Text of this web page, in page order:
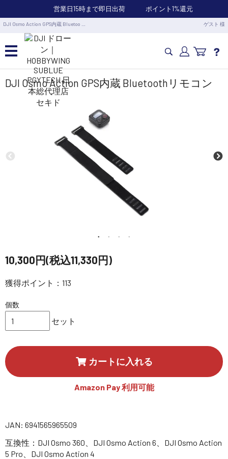
営業日15時まで即日出荷 ポイント1%還元
DJI Osmo Action GPS内蔵 Bluetoo … ゲスト 様
カメラドローン・生活家電
カメラ・スタビライザー
水中ドローン(ROV)・水中スクーター
講習会･国家資格･WEBセミナー
定期配信!
コーポレートサイト
DJI Osmo Action GPS内蔵 Bluetoothリモコン
10,300円(税込11,330円)
獲得ポイント：113
個数
セット
カートに入れる
Amazon Pay 利用可能
JAN: 6941565965509
互換性：DJI Osmo 360、DJI Osmo Action 6、DJI Osmo Action
5 Pro、DJI Osmo Action 4